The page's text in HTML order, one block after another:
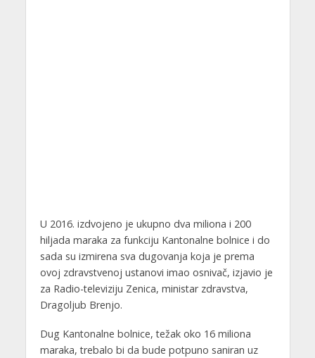
U 2016. izdvojeno je ukupno dva miliona i 200
hiljada maraka za funkciju Kantonalne bolnice i do
sada su izmirena sva dugovanja koja je prema
ovoj zdravstvenoj ustanovi imao osnivač, izjavio je
za Radio-televiziju Zenica, ministar zdravstva,
Dragoljub Brenjo.
Dug Kantonalne bolnice, težak oko 16 miliona
maraka, trebalo bi da bude potpuno saniran uz